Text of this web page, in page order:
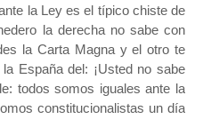
la Ley es el típico chiste de
la derecha no sabe con
la Carta Magna y el otro te
España del: ¡Usted no sabe
todos somos iguales ante la
constitucionalistas un día